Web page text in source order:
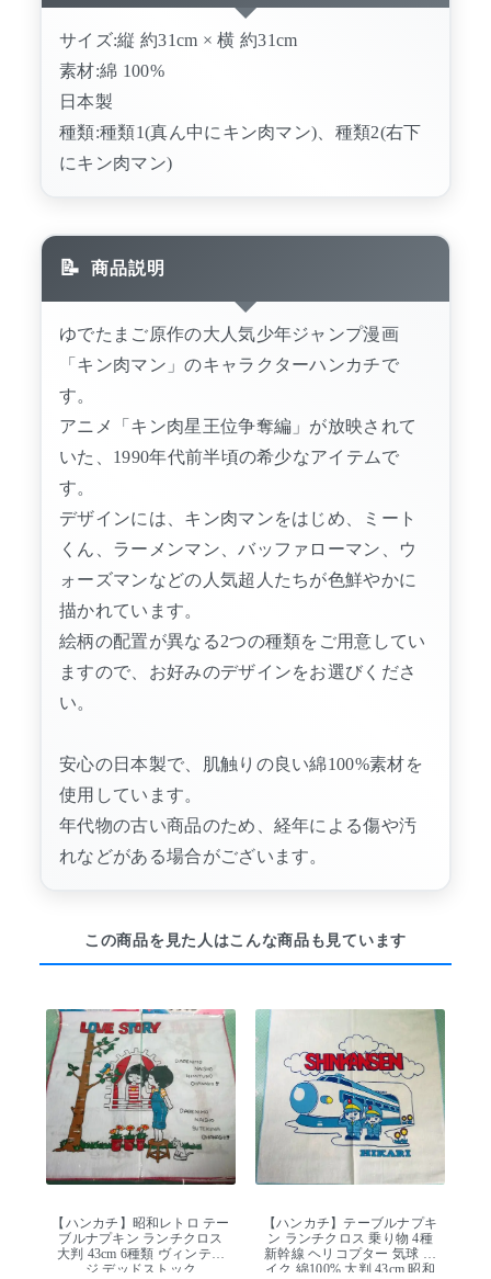
サイズ:縦 約31cm × 横 約31cm
素材:綿 100%
日本製
種類:種類1(真ん中にキン肉マン)、種類2(右下
にキン肉マン)
商品説明
ゆでたまご原作の大人気少年ジャンプ漫画
「キン肉マン」のキャラクターハンカチで
す。
アニメ「キン肉星王位争奪編」が放映されて
いた、1990年代前半頃の希少なアイテムで
す。
デザインには、キン肉マンをはじめ、ミート
くん、ラーメンマン、バッファローマン、ウ
ォーズマンなどの人気超人たちが色鮮やかに
描かれています。
絵柄の配置が異なる2つの種類をご用意してい
ますので、お好みのデザインをお選びくださ
い。
安心の日本製で、肌触りの良い綿100%素材を
使用しています。
年代物の古い商品のため、経年による傷や汚
れなどがある場合がございます。
この商品を見た人はこんな商品も見ています
【ハンカチ】昭和レトロ テー
ブルナプキン ランチクロス
大判 43cm 6種類 ヴィンテー
ジ デッドストック
【ハンカチ】テーブルナプキ
ン ランチクロス 乗り物 4種
新幹線 ヘリコプター 気球 バ
イク 綿100% 大判 43cm 昭和